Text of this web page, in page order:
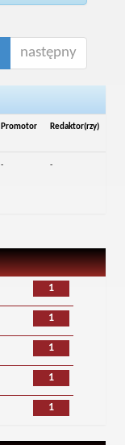
następny
Promotor Redaktor(rzy)
- -
1
1
1
1
1